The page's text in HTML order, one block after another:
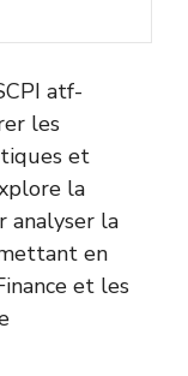
atf-
les
et
la
analyser la
en
et les